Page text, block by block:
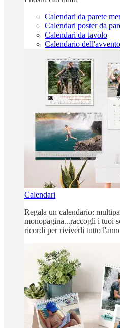
Calendari da parete
Calendari poster da
Calendari da tavolo
Calendario dell'avvento
Calendari
Regala un calendario:
monopagina...raccogli i tuoi
ricordi per riviverli tutto